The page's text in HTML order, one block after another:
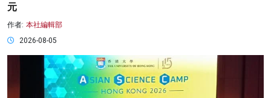
元
作者: 本社編輯部
2026-08-05